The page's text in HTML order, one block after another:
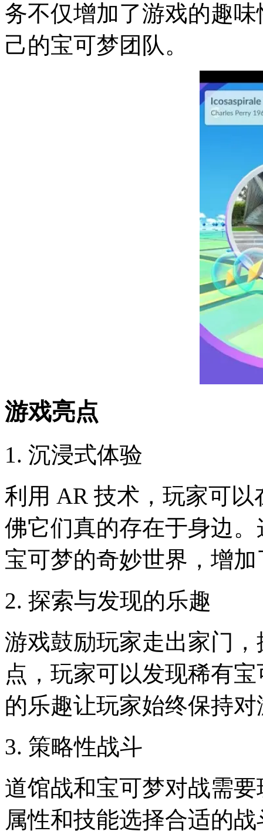
务不仅增加了游戏的趣
己的宝可梦团队。
游戏亮点
1. 沉浸式体验
利用 AR 技术，玩家可
佛它们真的存在于身边
宝可梦的奇妙世界，增
2. 探索与发现的乐趣
游戏鼓励玩家走出家门
点，玩家可以发现稀有
的乐趣让玩家始终保持
3. 策略性战斗
道馆战和宝可梦对战需
属性和技能选择合适的